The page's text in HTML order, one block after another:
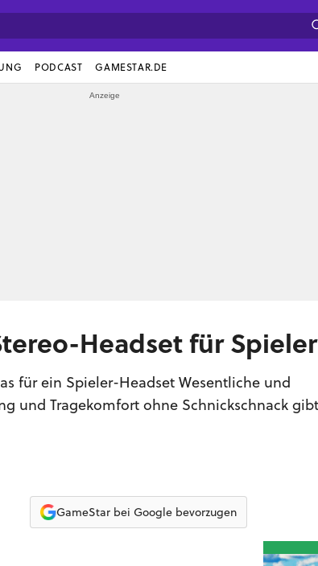
PODCAST GAMESTAR.DE
Headset für Spieler
für ein Spieler-Headset Wesentliche und
und Tragekomfort ohne Schnickschnack
GameStar bei Google bevorzugen